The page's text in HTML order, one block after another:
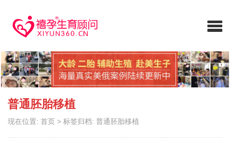
普通胚胎移植
现在位置: 首页 > 标签归档: 普通胚胎移植